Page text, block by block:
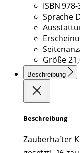
ISBN 978-
Sprache
Größe
Beschreibung
Beschreibung
Zauberhafter